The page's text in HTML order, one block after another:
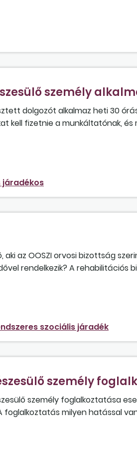
megtámadja az 50
jogosult-e az átmeneti
személy
dolgozót alkalmaz heti 30
kell fizetnie a munkáltatónak, és
járadékos
az OOSZI orvosi bizottság
rendelkezik? A rehabilitációs
szociális járadék
személy
személy foglalkoztatása
foglalkoztatás milyen hatással